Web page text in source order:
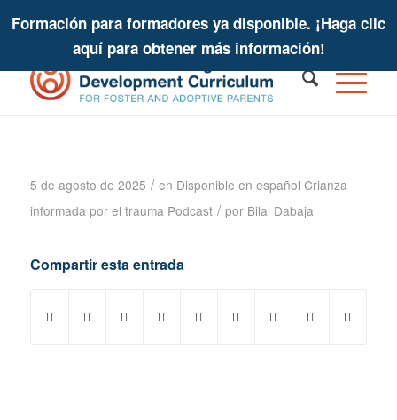
Formación para formadores ya disponible. ¡Haga clic
aquí para obtener más información!
5 de agosto de 2025 / en Disponible en español Crianza
informada por el trauma Podcast / por Bilal Dabaja
Compartir esta entrada